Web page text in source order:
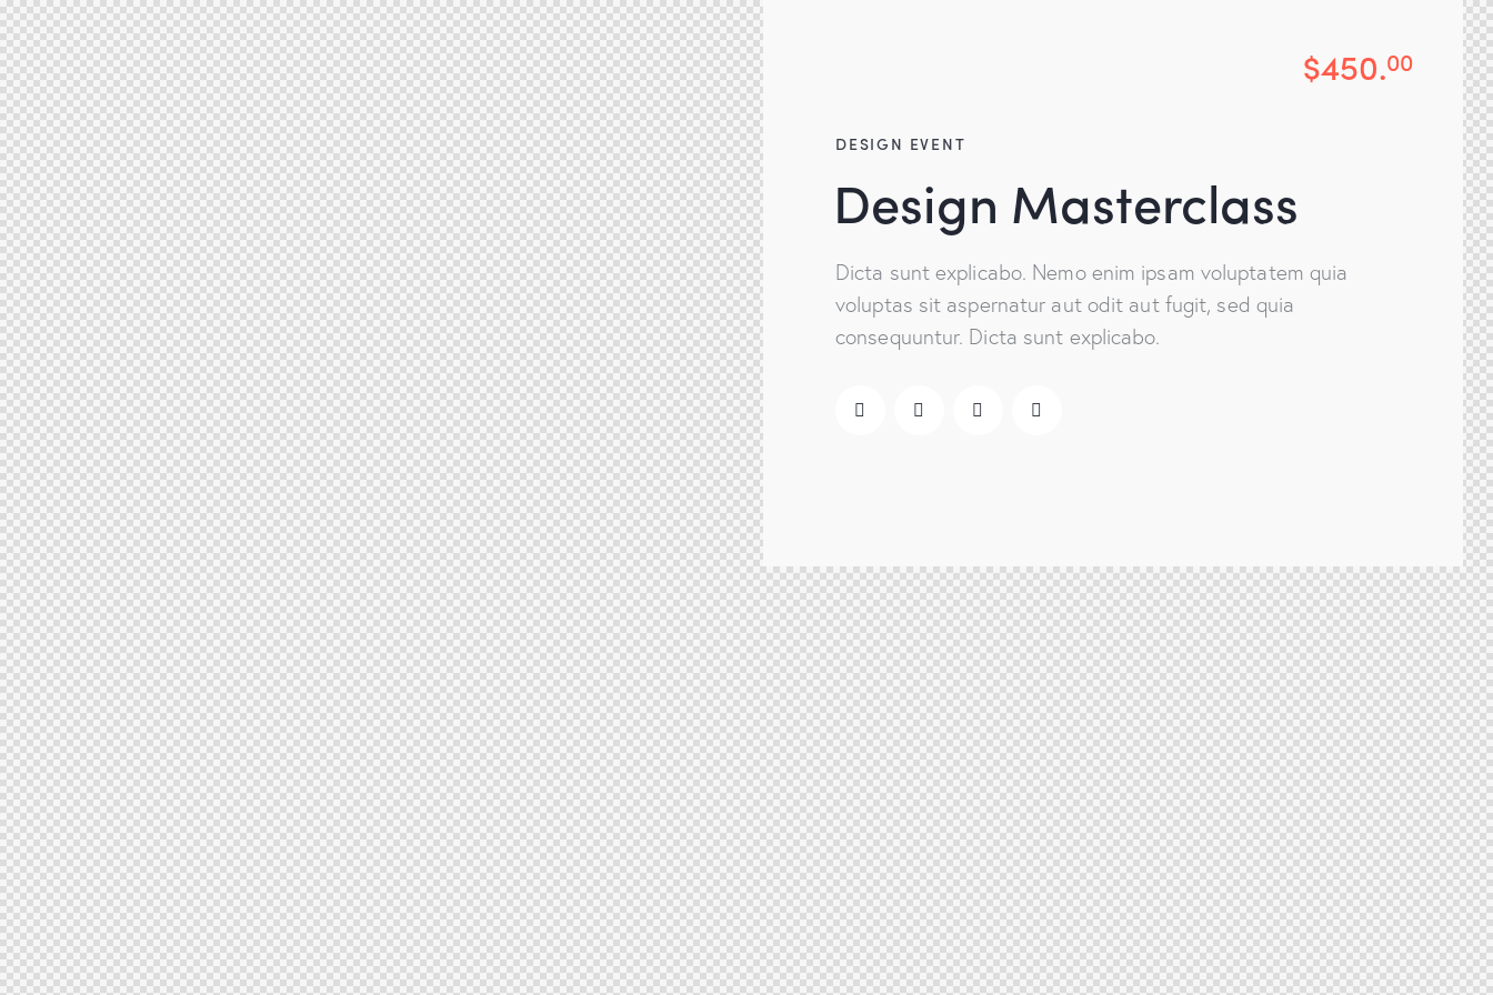
$450.00
DESIGN EVENT
Design Masterclass
Dicta sunt explicabo. Nemo enim ipsam voluptatem quia
voluptas sit aspernatur aut odit aut fugit, sed quia
consequuntur. Dicta sunt explicabo.